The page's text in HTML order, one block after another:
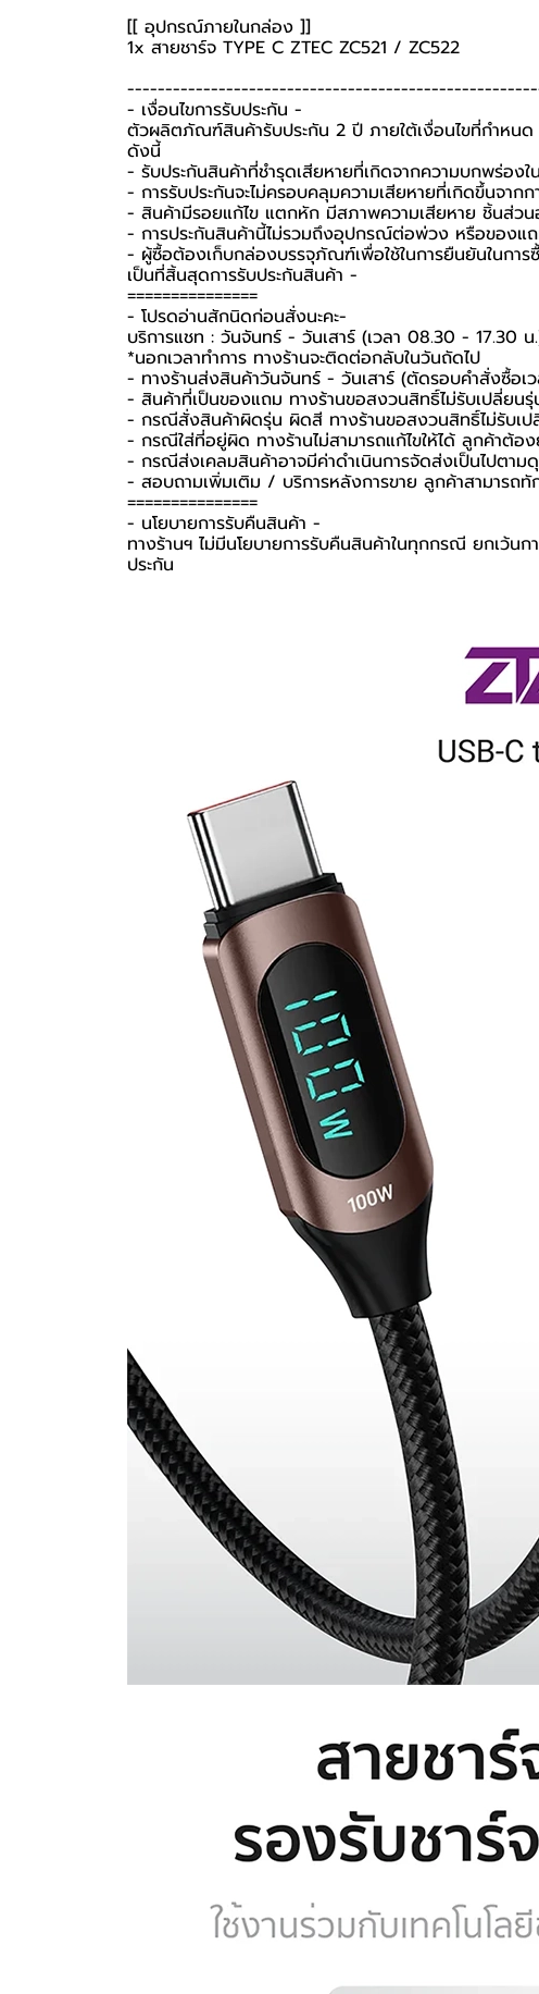
[[ อุปกรณ์ภายในกล่อง ]]
1x สายชาร์จ TYPE C ZTEC ZC521 / ZC522
-️ เงื่อนไขการรับประกัน -️
ตัวผลิตภัณฑ์สินค้ารับประกัน 2 ปี ภายใต้เงื่อนไขที่กำหนด
ดังนี้
- รับประกันสินค้าที่ชำรุดเสียหายที่เกิดจากความบกพร่อง
- การรับประกันจะไม่ครอบคลุมความเสียหายที่เกิดขึ้นจา
- สินค้ามีรอยแก้ไข แตกหัก มีสภาพความเสียหาย ชิ้นส่ว
- การประกันสินค้านี้ไม่รวมถึงอุปกรณ์ต่อพ่วง หรือของแ
-️ ผู้ซื้อต้องเก็บกล่องบรรจุภัณฑ์เพื่อใช้ในการยืนยันในกา
เป็นที่สิ้นสุดการรับประกันสินค้า -️
===============
-️ โปรดอ่านสักนิดก่อนสั่งนะคะ-️
บริการแชท : วันจันทร์ - วันเสาร์ (เวลา 08.30 - 17.30 น
*นอกเวลาทำการ ทางร้านจะติดต่อกลับในวันถัดไป
- ทางร้านส่งสินค้าวันจันทร์ - วันเสาร์ (ตัดรอบคำสั่งซื้อเ
- สินค้าที่เป็นของแถม ทางร้านขอสงวนสิทธิ์ไม่รับเปลี่ยน
- กรณีสั่งสินค้าผิดรุ่น ผิดสี ทางร้านขอสงวนสิทธิ์ไม่รับเป
- กรณีใส่ที่อยู่ผิด ทางร้านไม่สามารถแก้ไขให้ได้ ลูกค้าต้อง
- กรณีส่งเคลมสินค้าอาจมีค่าดำเนินการจัดส่งเป็นไปตาม
- สอบถามเพิ่มเติม / บริการหลังการขาย ลูกค้าสามารถทั
===============
-️ นโยบายการรับคืนสินค้า -️
ทางร้านฯ ไม่มีนโยบายการรับคืนสินค้าในทุกกรณี ยกเว้
ประกัน